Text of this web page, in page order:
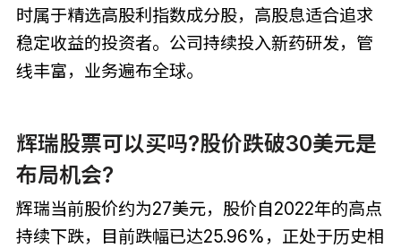
时属于精选高股利指数成分股，高股息适合追求
稳定收益的投资者。公司持续投入新药研发，管
线丰富，业务遍布全球。
辉瑞股票可以买吗?股价跌破30美元是
布局机会?
辉瑞当前股价约为27美元，股价自2022年的高点
持续下跌，目前跌幅已达25.96%，正处于历史相